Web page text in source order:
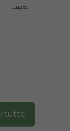
Lazio
tutto